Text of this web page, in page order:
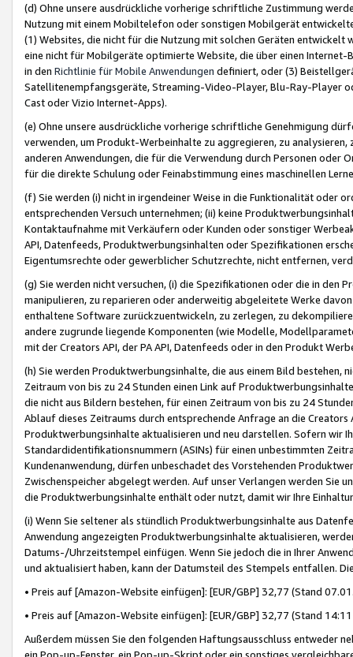
(d) Ohne unsere ausdrückliche vorherige schriftliche Zustimmung
Nutzung mit einem Mobiltelefon oder sonstigen Mobilgerät
(1) Websites, die nicht für die Nutzung mit solchen Geräten
eine nicht für Mobilgeräte optimierte Website, die über einen
in den Richtlinie für Mobile Anwendungen definiert, oder (3)
Satellitenempfangsgeräte, Streaming-Video-Player, Blu-Ray-Player
Cast oder Vizio Internet-Apps).
(e) Ohne unsere ausdrückliche vorherige schriftliche Genehmigung
verwenden, um Produkt-Werbeinhalte zu aggregieren, zu
anderen Anwendungen, die für die Verwendung durch Personen
für die direkte Schulung oder Feinabstimmung eines maschinellen
(f) Sie werden (i) nicht in irgendeiner Weise in die Funktionalität oder
entsprechenden Versuch unternehmen; (ii) keine
Kontaktaufnahme mit Verkäufern oder Kunden oder sonstiger
API, Datenfeeds, Produktwerbungsinhalten oder Spezifikationen
Eigentumsrechte oder gewerblicher Schutzrechte, nicht entfernen,
(g) Sie werden nicht versuchen, (i) die Spezifikationen oder die in
manipulieren, zu reparieren oder anderweitig abgeleitete Werke
enthaltene Software zurückzuentwickeln, zu zerlegen, zu
andere zugrunde liegende Komponenten (wie Modelle,
mit der Creators API, der PA API, Datenfeeds oder in den Produkt
(h) Sie werden Produktwerbungsinhalte, die aus einem Bild bestehen,
Zeitraum von bis zu 24 Stunden einen Link auf
die nicht aus Bildern bestehen, für einen Zeitraum von bis zu 24
Ablauf dieses Zeitraums durch entsprechende Anfrage an die
Produktwerbungsinhalte aktualisieren und neu darstellen. Sofern wir
Standardidentifikationsnummern (ASINs) für einen unbestimmten
Kundenanwendung, dürfen unbeschadet des Vorstehenden
Zwischenspeicher abgelegt werden. Auf unser Verlangen werden Sie
die Produktwerbungsinhalte enthält oder nutzt, damit wir Ihre
(i) Wenn Sie seltener als stündlich Produktwerbungsinhalte aus
Anwendung angezeigten Produktwerbungsinhalte aktualisieren,
Datums-/Uhrzeitstempel einfügen. Wenn Sie jedoch die in Ihrer
und aktualisiert haben, kann der Datumsteil des Stempels entfallen.
• Preis auf [Amazon-Website einfügen]: [EUR/GBP] 32,77 (Stand
• Preis auf [Amazon-Website einfügen]: [EUR/GBP] 32,77 (Stand
Außerdem müssen Sie den folgenden Haftungsausschluss entweder
ein Pop-up-Fenster, ein Pop-up-Skript oder ein sonstiges